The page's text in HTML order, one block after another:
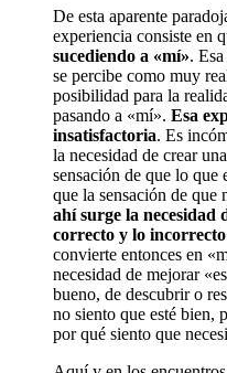
De esta aparente
experiencia consiste en
sucediendo a «mí».
se percibe como muy
posibilidad para la
pasando a «mí». Esa
insatisfactoria. Es
la necesidad de crear
sensación de que lo que
que la sensación de
ahí surge la necesidad
correcto y lo incorrecto
convierte entonces en
necesidad de mejorar
bueno, de descubrir o
no siento que esté bien,
por qué siento que